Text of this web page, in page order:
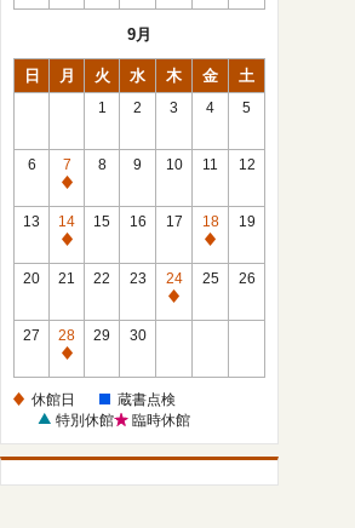
9月
日 月 火 水 木 金 土
1 2 3 4 5
6
7
休
館
日
8 9 10 11 12
13
14
休
館
15 16 17
18
休
館
19
20 21 22 23
24
休
25 26
27
28
休
日
29 30
休館日
蔵書点検
特別休館
臨時休館